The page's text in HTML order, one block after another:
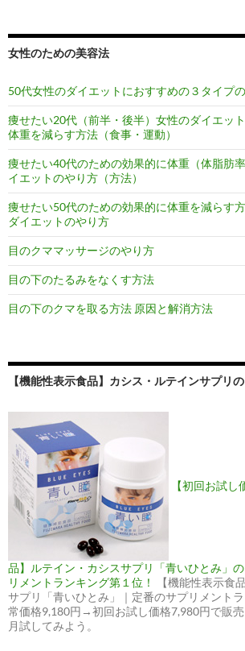
女性のための美容法
50代女性のダイエットにおすすめの３タイプ
痩せたい20代（前半・後半）女性のダイエッ
体重を減らす方法（食事・運動）
痩せたい40代のための効果的に体重（体脂肪
イエットのやり方（方法）
痩せたい50代のための効果的に体重を減らす
ダイエットのやり方
目のクママッサージのやり方
目の下のたるみをなくす方法
目の下のクマを取る方法 原因と解消方法
【機能性表示食品】カシス・ルテインサプリ
【初回お試し
品】ルテイン・カシスサプリ「青いひとみ」
リメントランキング第１位！
【機能性表示食
サプリ「青いひとみ」｜定番のサプリメント
常価格9,180円→初回お試し価格7,980円で販
月試してみよう。